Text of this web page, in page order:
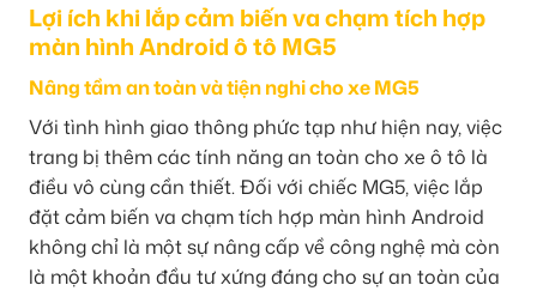
Lợi ích khi lắp cảm biến va chạm tích hợp
màn hình Android ô tô MG5
Nâng tầm an toàn và tiện nghi cho xe MG5
Với tình hình giao thông phức tạp như hiện nay, việc
trang bị thêm các tính năng an toàn cho xe ô tô là
điều vô cùng cần thiết. Đối với chiếc MG5, việc lắp
đặt cảm biến va chạm tích hợp màn hình Android
không chỉ là một sự nâng cấp về công nghệ mà còn
là một khoản đầu tư xứng đáng cho sự an toàn của